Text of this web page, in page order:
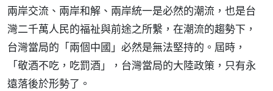
兩岸交流、兩岸和解、兩岸統一是必然的潮流，也是台
灣二千萬人民的福祉與前途之所繫，在潮流的趨勢下，
台灣當局的「兩個中國」必然是無法堅持的。屆時，
「敬酒不吃，吃罰酒」，台灣當局的大陸政策，只有永
遠落後於形勢了。